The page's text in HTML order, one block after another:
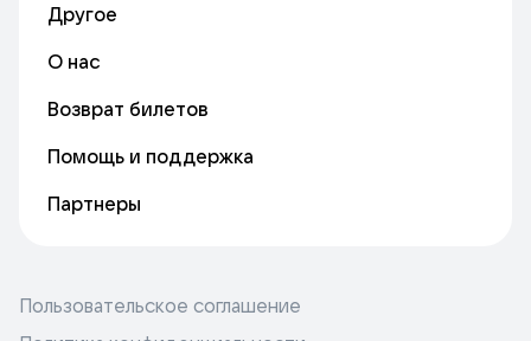
Другое
О нас
Возврат билетов
Помощь и поддержка
Партнеры
Пользовательское соглашение